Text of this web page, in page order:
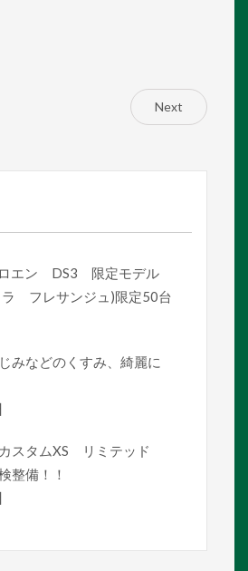
Next
エン DS3 限定モデル
フレサンジュ)限定50台
みなどのくすみ、綺麗に
スタムXS リミテッド
整備！！